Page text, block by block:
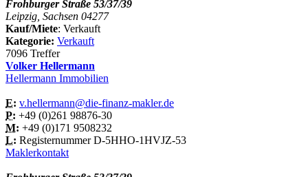
Frohburger Straße 53/37/39
Leipzig, Sachsen 04277
Kauf/Miete: Verkauft
Kategorie: Verkauft
7096 Treffer
Volker Hellermann
Hellermann Immobilien
E: v.hellermann@die-finanz-makler.de
P: +49 (0)261 98876-30
M: +49 (0)171 9508232
L: Registernummer D-5HHO-1HVJZ-53
Maklerkontakt